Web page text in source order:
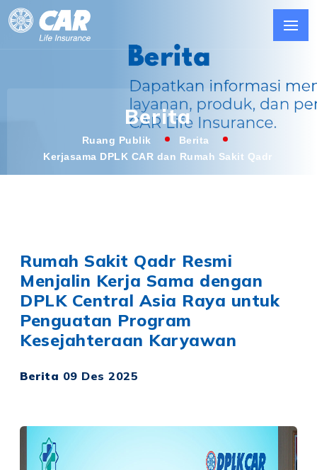
Berita
Ruang Publik
Berita
Kerjasama DPLK CAR dan Rumah Sakit Qadr
Rumah Sakit Qadr Resmi
Menjalin Kerja Sama dengan
DPLK Central Asia Raya untuk
Penguatan Program
Kesejahteraan Karyawan
Berita 09 Des 2025